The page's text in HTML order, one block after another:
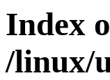
Index
/linux/